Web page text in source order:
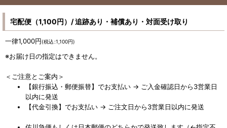
宅配便（1,100円）/ 追跡あり・補償あり・対面受け取り
一律1,000円(税込:1,100円)
※お届け日の指定はできません。
＜ご注意とご案内＞
【銀行振込・郵便振替】でお支払い → ご入金確認日から3営業日
以内に発送
【代金引換】でお支払い → ご注文日から3営業日以内に発送